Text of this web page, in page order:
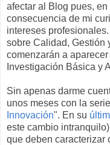
afectar al Blog pues,
consecuencia de mi
intereses
sobre Calidad, Gestión
comenzarán a
Investigación Básica y
Sin apenas darme
unos meses con la
Innovación". En su
este cambio
que deben caracterizar